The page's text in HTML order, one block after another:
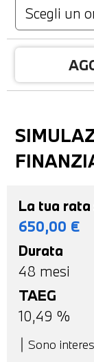
La tua rata
650,00 €
Durata
48 mesi
TAEG
10,49 %
Sono